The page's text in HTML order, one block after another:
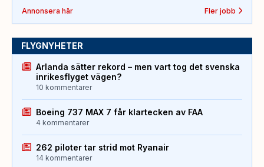
Annonsera här Fler jobb
FLYGNYHETER
Arlanda sätter rekord – men vart tog det svenska
inrikesflyget vägen?
10 kommentarer
Boeing 737 MAX 7 får klartecken av FAA
4 kommentarer
262 piloter tar strid mot Ryanair
14 kommentarer